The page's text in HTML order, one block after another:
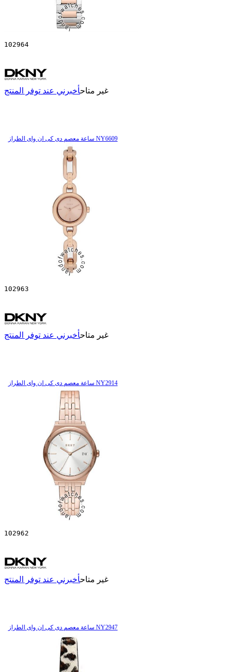
102964
غير متاحأخبرني عند توفر المنتج
ساعة معصم دی کی ان وای الطراز NY6609
102963
غير متاحأخبرني عند توفر المنتج
ساعة معصم دی کی ان وای الطراز NY2914
102962
غير متاحأخبرني عند توفر المنتج
ساعة معصم دی کی ان وای الطراز NY2947